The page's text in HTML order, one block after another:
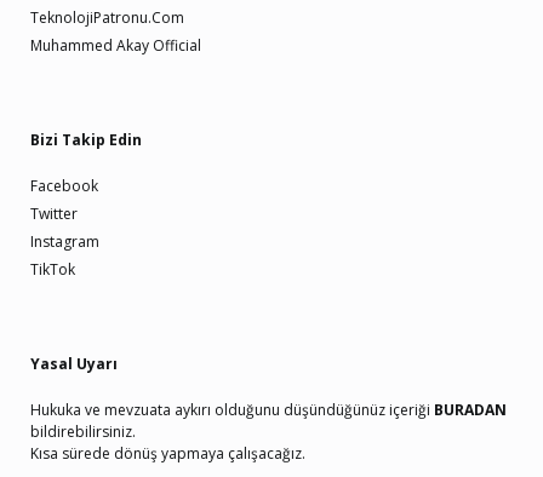
TeknolojiPatronu.Com
Muhammed Akay Official
Bizi Takip Edin
Facebook
Twitter
Instagram
TikTok
Yasal Uyarı
Hukuka ve mevzuata aykırı olduğunu düşündüğünüz içeriği BURADAN
bildirebilirsiniz.
Kısa sürede dönüş yapmaya çalışacağız.